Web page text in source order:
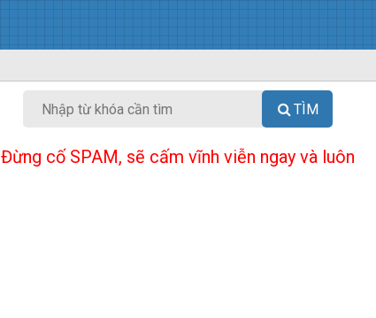
TÌM
Đừng cố SPAM, sẽ cấm vĩnh viễn ngay và luôn